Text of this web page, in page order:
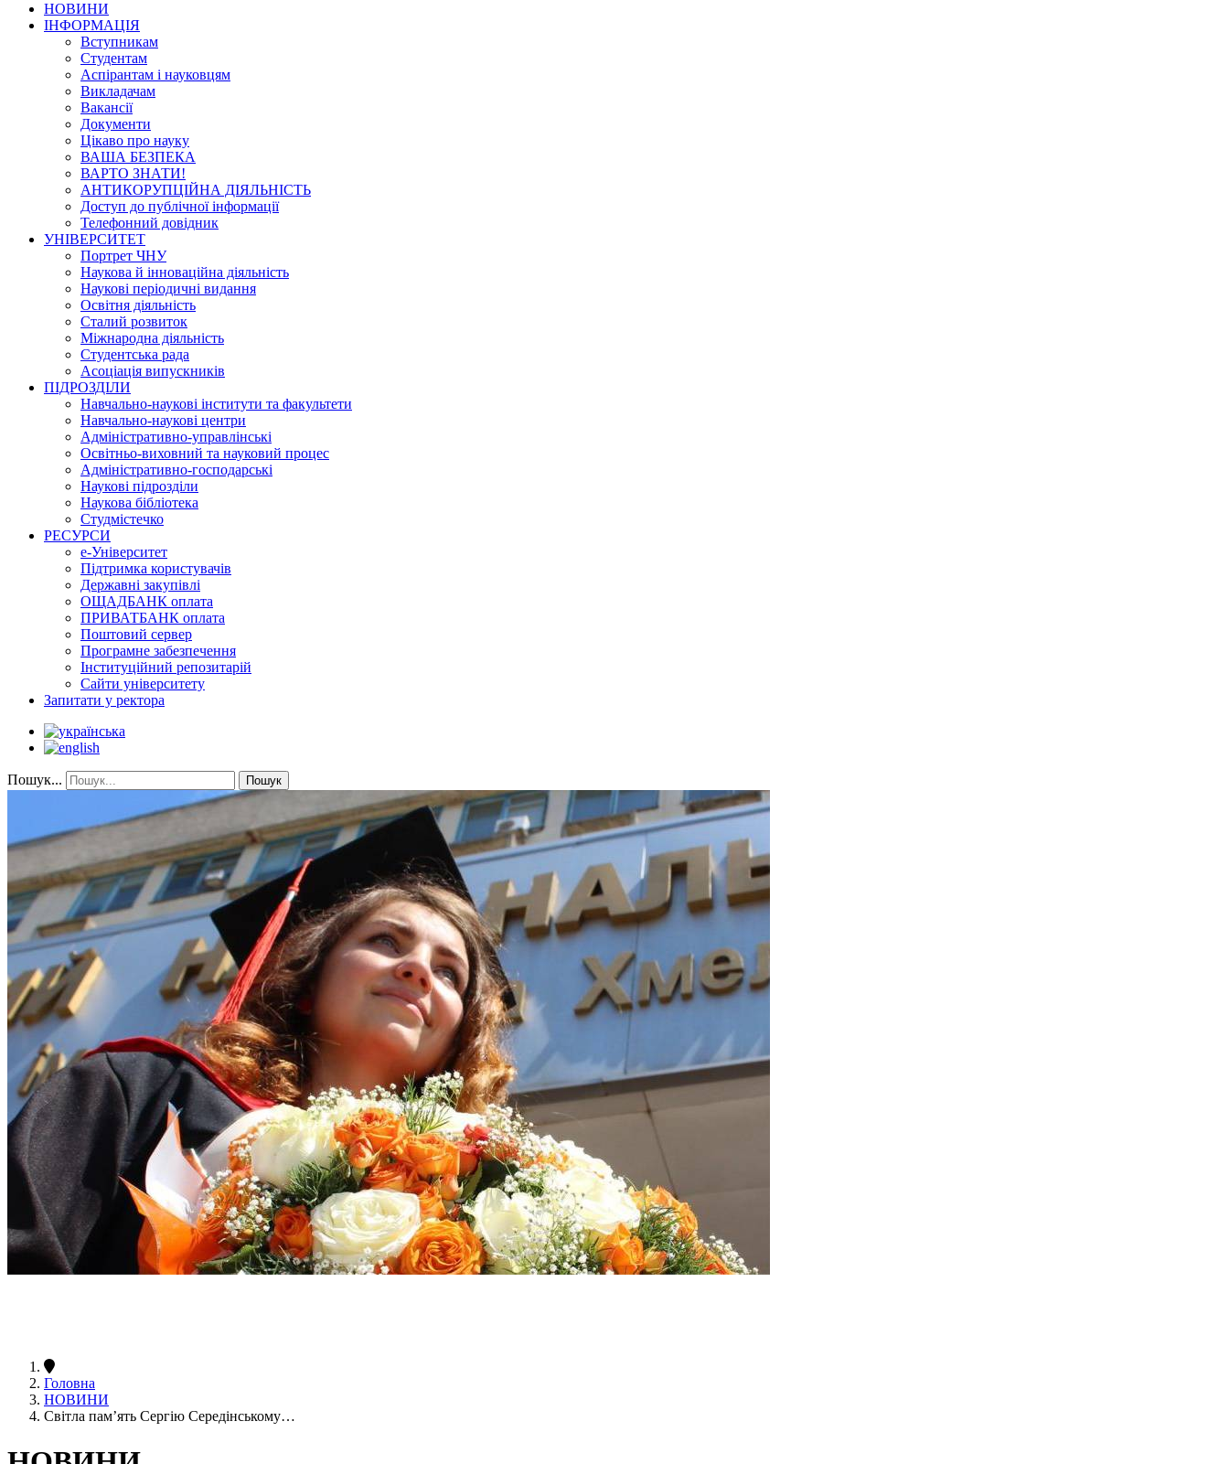
НОВИНИ
ІНФОРМАЦІЯ
Вступникам
Студентам
Аспірантам і науковцям
Викладачам
Вакансії
Документи
Цікаво про науку
ВАША БЕЗПЕКА
ВАРТО ЗНАТИ!
АНТИКОРУПЦІЙНА ДІЯЛЬНІСТЬ
Доступ до публічної інформації
Телефонний довідник
УНІВЕРСИТЕТ
Портрет ЧНУ
Наукова й інноваційна діяльність
Наукові періодичні видання
Освітня діяльність
Сталий розвиток
Міжнародна діяльність
Студентська рада
Асоціація випускників
ПІДРОЗДІЛИ
Навчально-наукові інститути та факультети
Навчально-наукові центри
Адміністративно-управлінські
Освітньо-виховний та науковий процес
Адміністративно-господарські
Наукові підрозділи
Наукова бібліотека
Студмістечко
РЕСУРСИ
е-Університет
Підтримка користувачів
Державні закупівлі
ОЩАДБАНК оплата
ПРИВАТБАНК оплата
Поштовий сервер
Програмне забезпечення
Інституційний репозитарій
Сайти університету
Запитати у ректора
Пошук... Пошук
Головна
НОВИНИ
Світла пам’ять Сергію Середінському…